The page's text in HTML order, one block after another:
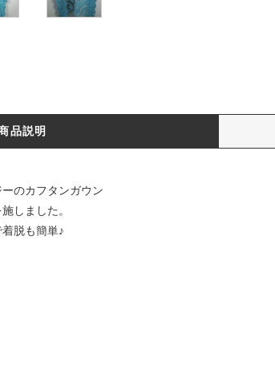
品説明
ーのカフタンガウン
しました。
脱も簡単♪